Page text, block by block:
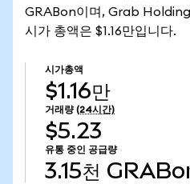
GRABon이며, Grab
시가 총액은 $1.16만입니다.
시가총액
$1.16만
거래량 (24시간)
$5.23
유통 중인 공급량
3.15천